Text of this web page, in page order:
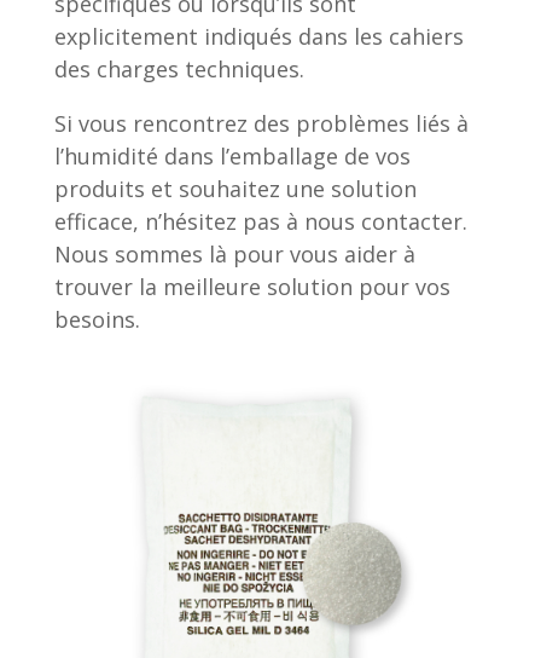
explicitement indiqués dans les cahiers
des charges techniques.
Si vous rencontrez des problèmes liés à
l’humidité dans l’emballage de vos
produits et souhaitez une solution
efficace, n’hésitez pas à nous contacter.
Nous sommes là pour vous aider à
trouver la meilleure solution pour vos
besoins.